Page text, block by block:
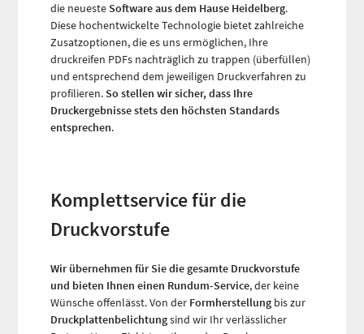
die neueste Software aus dem Hause Heidelberg.
Diese hochentwickelte Technologie bietet zahlreiche
Zusatzoptionen, die es uns ermöglichen, Ihre
druckreifen PDFs nachträglich zu trappen (überfüllen)
und entsprechend dem jeweiligen Druckverfahren zu
profilieren. So stellen wir sicher, dass Ihre
Druckergebnisse stets den höchsten Standards
entsprechen.
Komplettservice für die
Druckvorstufe
Wir übernehmen für Sie die gesamte Druckvorstufe
und bieten Ihnen einen Rundum-Service, der keine
Wünsche offenlässt. Von der Formherstellung bis zur
Druckplattenbelichtungsind wir Ihr verlässlicher